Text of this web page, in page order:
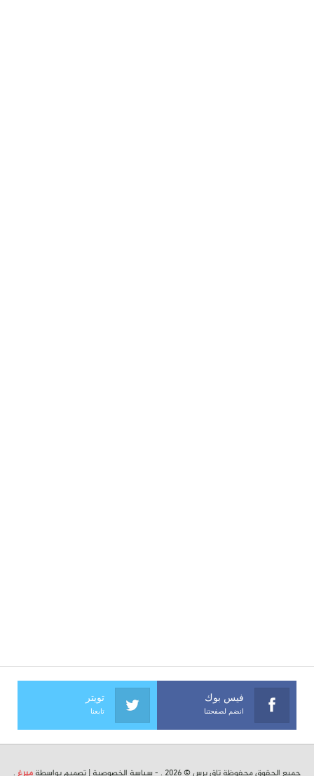
فيس بوك
انضم لصفحتنا
تويتر
تابعنا
جميع الحقوق محفوظة تاق برس © 2026 . - سياسة الخصوصية | تصميم بواسطة ميرغ .